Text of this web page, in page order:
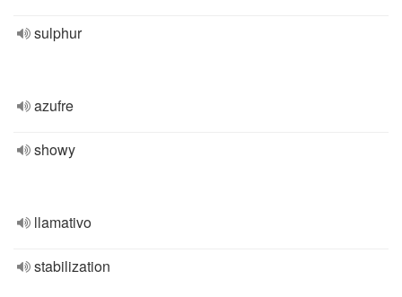
sulphur
azufre
showy
llamativo
stabilization